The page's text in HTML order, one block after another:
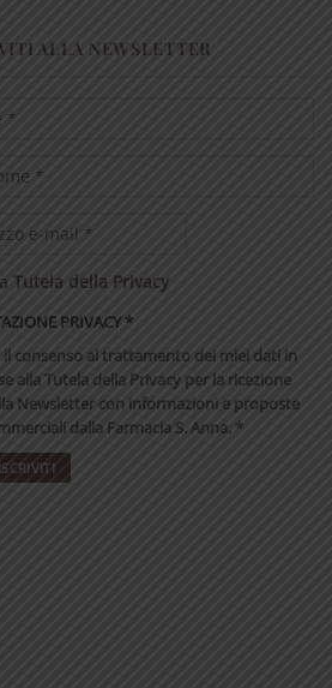
ALLA NEWSLETTER
Tutela della Privacy
PRIVACY*
il consenso al trattamento dei miei dati in
alla Tutela della Privacy per la ricezione
Newsletter con informazioni e proposte
dalla Farmacia S. Anna. *